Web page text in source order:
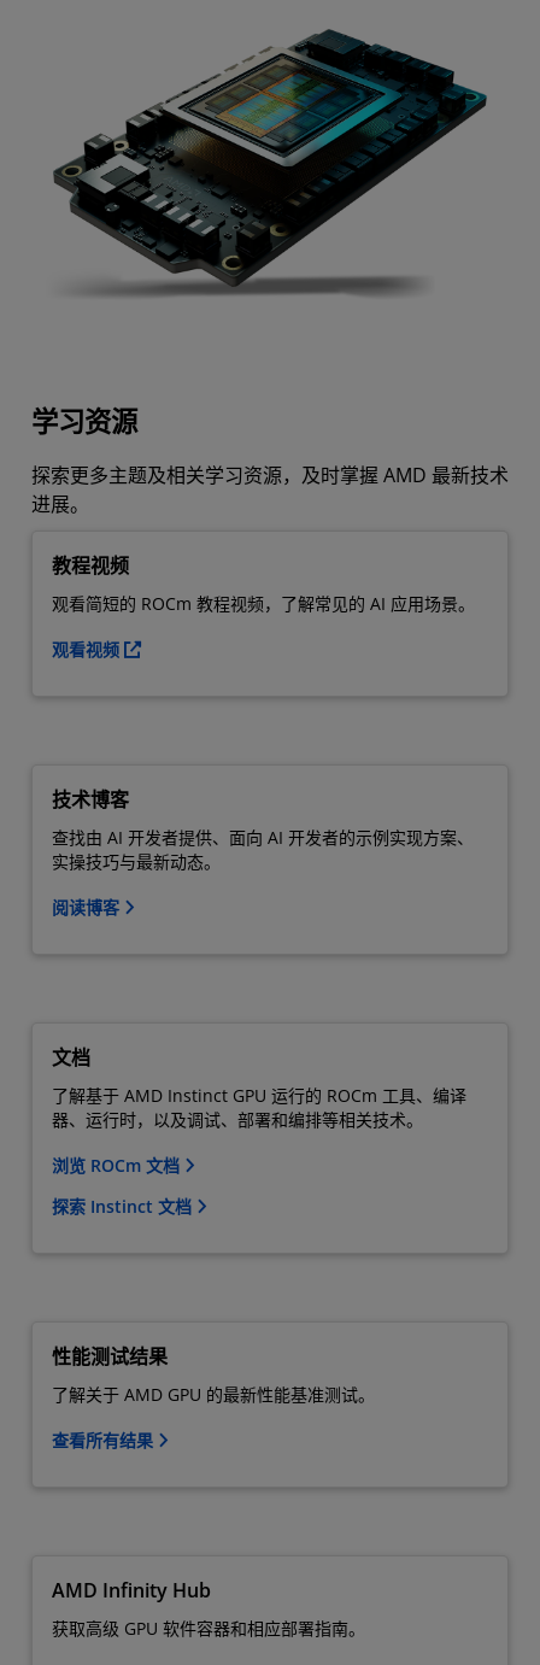
学习资源
探索更多主题及相关学习资源，及时掌握 AMD 最新技术
进展。
教程视频
观看简短的 ROCm 教程视频，了解常见的 AI 应用场景。
观看视频
技术博客
查找由 AI 开发者提供、面向 AI 开发者的示例实现方案、
实操技巧与最新动态。
阅读博客
文档
了解基于 AMD Instinct GPU 运行的 ROCm 工具、编译
器、运行时，以及调试、部署和编排等相关技术。
浏览 ROCm 文档
探索 Instinct 文档
性能测试结果
了解关于 AMD GPU 的最新性能基准测试。
查看所有结果
AMD Infinity Hub
获取高级 GPU 软件容器和相应部署指南。